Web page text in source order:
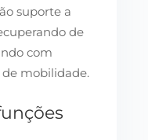
suporte a
de
com
mobilidade.